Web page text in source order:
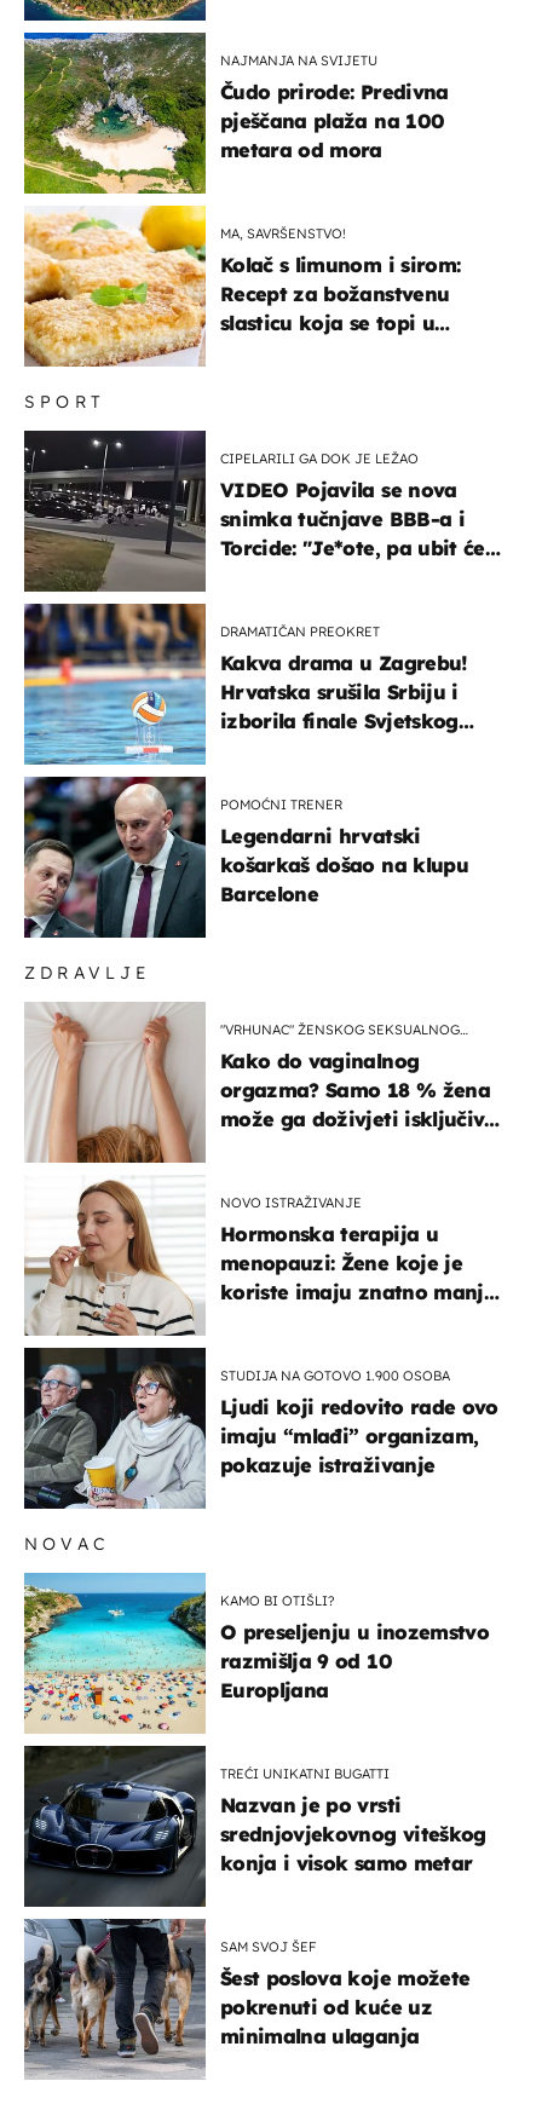
ZDRAVLJE
"VRHUNAC" ŽENSKOG SEKSUALNOG
Kako do vaginalnog
orgazma? Samo 18 % žena
može ga doživjeti isključivo
NOVO ISTRAŽIVANJE
Hormonska terapija u
menopauzi: Žene koje je
koriste imaju znatno manji
STUDIJA NA GOTOVO 1.900 OSOBA
Ljudi koji redovito rade ovo
imaju “mlađi” organizam,
pokazuje istraživanje
SPORT
CIPELARILI GA DOK JE LEŽAO
VIDEO Pojavila se nova
snimka tučnjave BBB-a i
Torcide: "Je*ote, pa ubit će
DRAMATIČAN PREOKRET
Kakva drama u Zagrebu!
Hrvatska srušila Srbiju i
izborila finale Svjetskog
POMOĆNI TRENER
Legendarni hrvatski
košarkaš došao na klupu
Barcelone
NAJMANJA NA SVIJETU
Čudo prirode: Predivna
pješčana plaža na 100
metara od mora
MA, SAVRŠENSTVO!
Kolač s limunom i sirom:
Recept za božanstvenu
slasticu koja se topi u
NOVAC
KAMO BI OTIŠLI?
O preseljenju u inozemstvo
razmišlja 9 od 10
Europljana
TREĆI UNIKATNI BUGATTI
Nazvan je po vrsti
srednjovjekovnog viteškog
konja i visok samo metar
SAM SVOJ ŠEF
Šest poslova koje možete
pokrenuti od kuće uz
minimalna ulaganja